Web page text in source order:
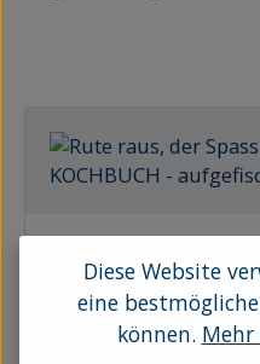
Rute raus, der Spass
aufgefischt von Heinz
„Rute raus, der Spaß
Kultstatus erreicht, und
Diese Website
eine
können.